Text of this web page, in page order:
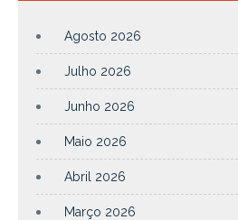
Agosto 2026
Julho 2026
Junho 2026
Maio 2026
Abril 2026
Março 2026